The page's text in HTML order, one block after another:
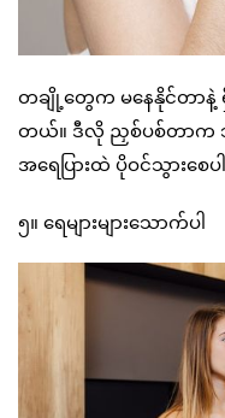
တချို့တွေက မနေနိုင်တာနဲ့
တယ်။ ဒီလို ညှစ်ပစ်တာက
အရေပြားထဲ ပိုဝင်သွားစေ
၅။ ရေများများသောက်ပါ